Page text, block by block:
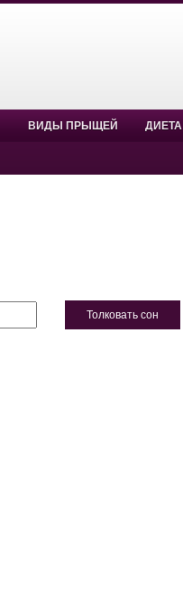
ВИДЫ ПРЫЩЕЙ ДИЕТА
Толковать сон